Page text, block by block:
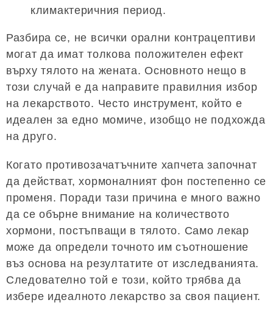
климактеричния период.
Разбира се, не всички орални контрацептиви
могат да имат толкова положителен ефект
върху тялото на жената. Основното нещо в
този случай е да направите правилния избор
на лекарството. Често инструмент, който е
идеален за едно момиче, изобщо не подхожда
на друго.
Когато противозачатъчните хапчета започнат
да действат, хормоналният фон постепенно се
променя. Поради тази причина е много важно
да се обърне внимание на количеството
хормони, постъпващи в тялото. Само лекар
може да определи точното им съотношение
въз основа на резултатите от изследванията.
Следователно той е този, който трябва да
избере идеалното лекарство за своя пациент.